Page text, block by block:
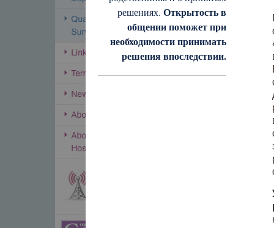
решениях. Открытость в
общении поможет при
необходимости принимать
решения впоследствии.